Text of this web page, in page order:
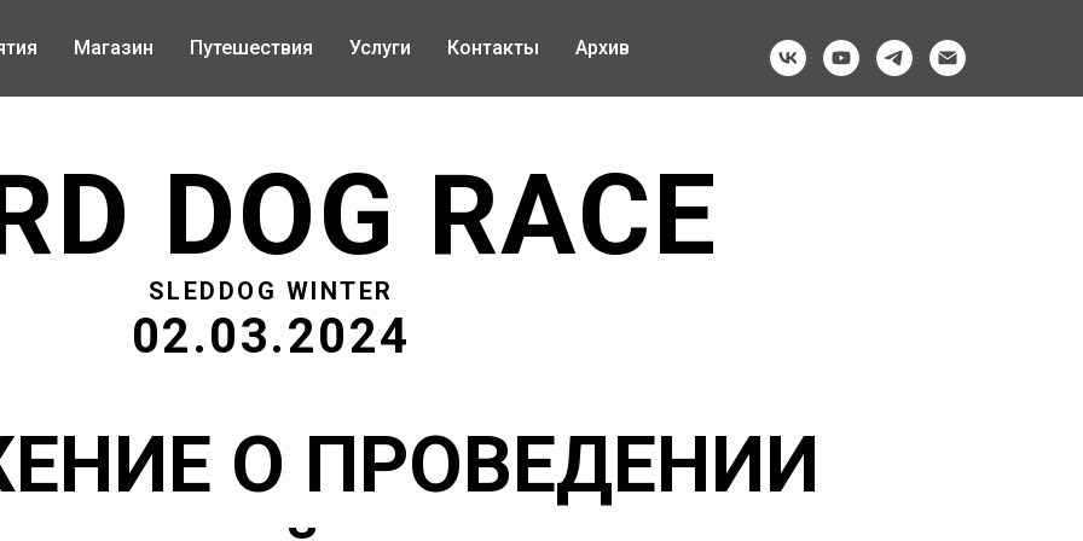
Магазин Путешествия Услуги Контакты Архив
DOG RACE
SLEDDOG WINTER
02.03.2024
О ПРОВЕДЕНИИ